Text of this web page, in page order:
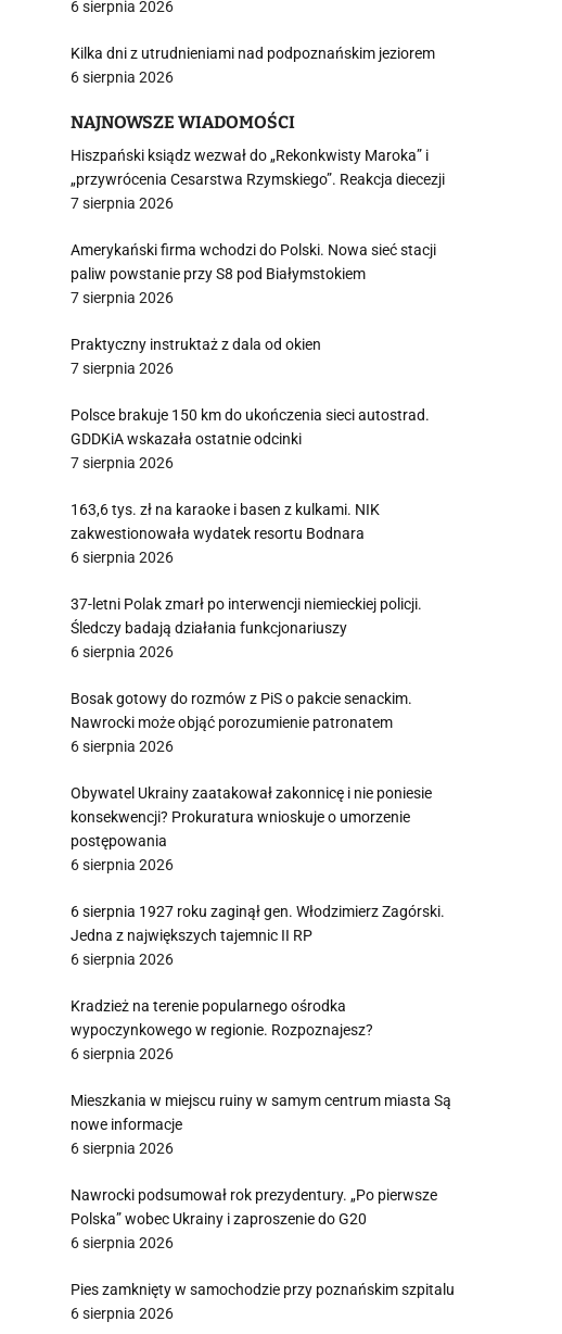
6 sierpnia 2026
Kilka dni z utrudnieniami nad podpoznańskim jeziorem
6 sierpnia 2026
NAJNOWSZE WIADOMOŚCI
Hiszpański ksiądz wezwał do „Rekonkwisty Maroka” i
„przywrócenia Cesarstwa Rzymskiego”. Reakcja diecezji
7 sierpnia 2026
Amerykański firma wchodzi do Polski. Nowa sieć stacji
paliw powstanie przy S8 pod Białymstokiem
7 sierpnia 2026
Praktyczny instruktaż z dala od okien
7 sierpnia 2026
Polsce brakuje 150 km do ukończenia sieci autostrad.
GDDKiA wskazała ostatnie odcinki
7 sierpnia 2026
163,6 tys. zł na karaoke i basen z kulkami. NIK
zakwestionowała wydatek resortu Bodnara
6 sierpnia 2026
37-letni Polak zmarł po interwencji niemieckiej policji.
Śledczy badają działania funkcjonariuszy
6 sierpnia 2026
Bosak gotowy do rozmów z PiS o pakcie senackim.
Nawrocki może objąć porozumienie patronatem
6 sierpnia 2026
Obywatel Ukrainy zaatakował zakonnicę i nie poniesie
konsekwencji? Prokuratura wnioskuje o umorzenie
postępowania
6 sierpnia 2026
6 sierpnia 1927 roku zaginął gen. Włodzimierz Zagórski.
Jedna z największych tajemnic II RP
6 sierpnia 2026
Kradzież na terenie popularnego ośrodka
wypoczynkowego w regionie. Rozpoznajesz?
6 sierpnia 2026
Mieszkania w miejscu ruiny w samym centrum miasta Są
nowe informacje
6 sierpnia 2026
Nawrocki podsumował rok prezydentury. „Po pierwsze
Polska” wobec Ukrainy i zaproszenie do G20
6 sierpnia 2026
Pies zamknięty w samochodzie przy poznańskim szpitalu
6 sierpnia 2026